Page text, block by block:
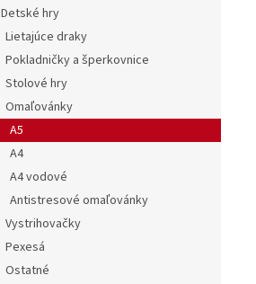
Detské hry
Lietajúce draky
Pokladničky a šperkovnice
Stolové hry
Omaľovánky
A5
A4
A4 vodové
Antistresové omaľovánky
Vystrihovačky
Pexesá
Ostatné